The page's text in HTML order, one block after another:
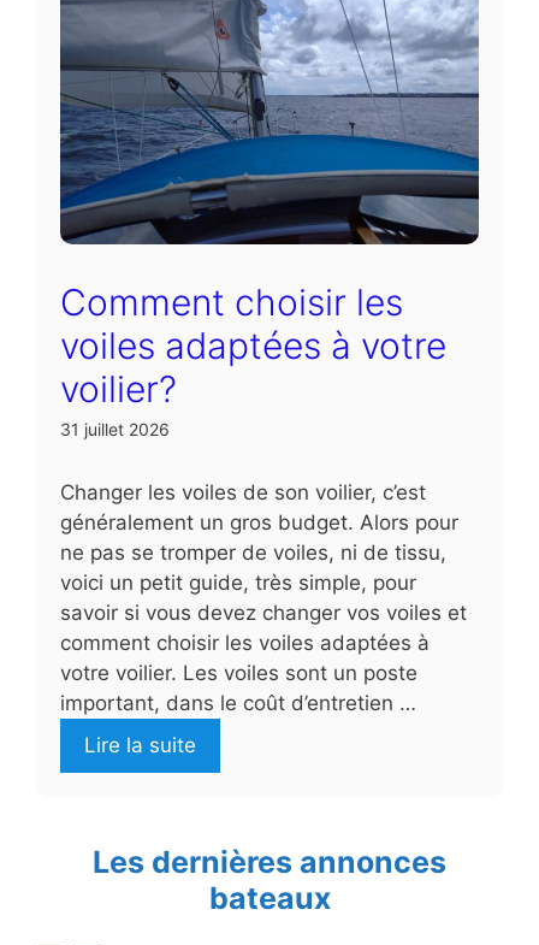
Comment choisir les
voiles adaptées à votre
voilier?
31 juillet 2026
Changer les voiles de son voilier, c’est
généralement un gros budget. Alors pour
ne pas se tromper de voiles, ni de tissu,
voici un petit guide, très simple, pour
savoir si vous devez changer vos voiles et
comment choisir les voiles adaptées à
votre voilier. Les voiles sont un poste
important, dans le coût d’entretien …
Lire la suite
Les dernières annonces
bateaux